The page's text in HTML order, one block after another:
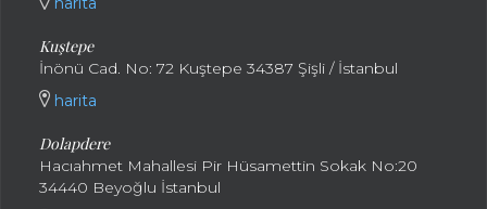
Kuştepe
İnönü Cad. No: 72 Kuştepe 34387 Şişli / İstanbul
harita
Dolapdere
Hacıahmet Mahallesi Pir Hüsamettin Sokak No:20
34440 Beyoğlu İstanbul